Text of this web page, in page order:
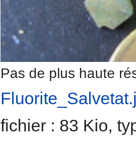
Pas de plus haute
fichier : 83 Kio,